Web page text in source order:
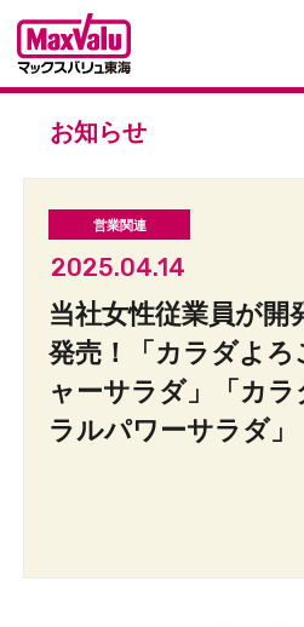
お知らせ
2025.04.14
当社女性従業員が開
発売！「カラダよ
ャーサラダ」「カ
ラルパワーサラダ」